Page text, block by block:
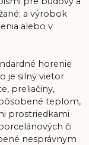
a výrobok
alebo v
horenie
je silný vietor
preliačiny,
teplom,
prostriedkami
či
nesprávnym